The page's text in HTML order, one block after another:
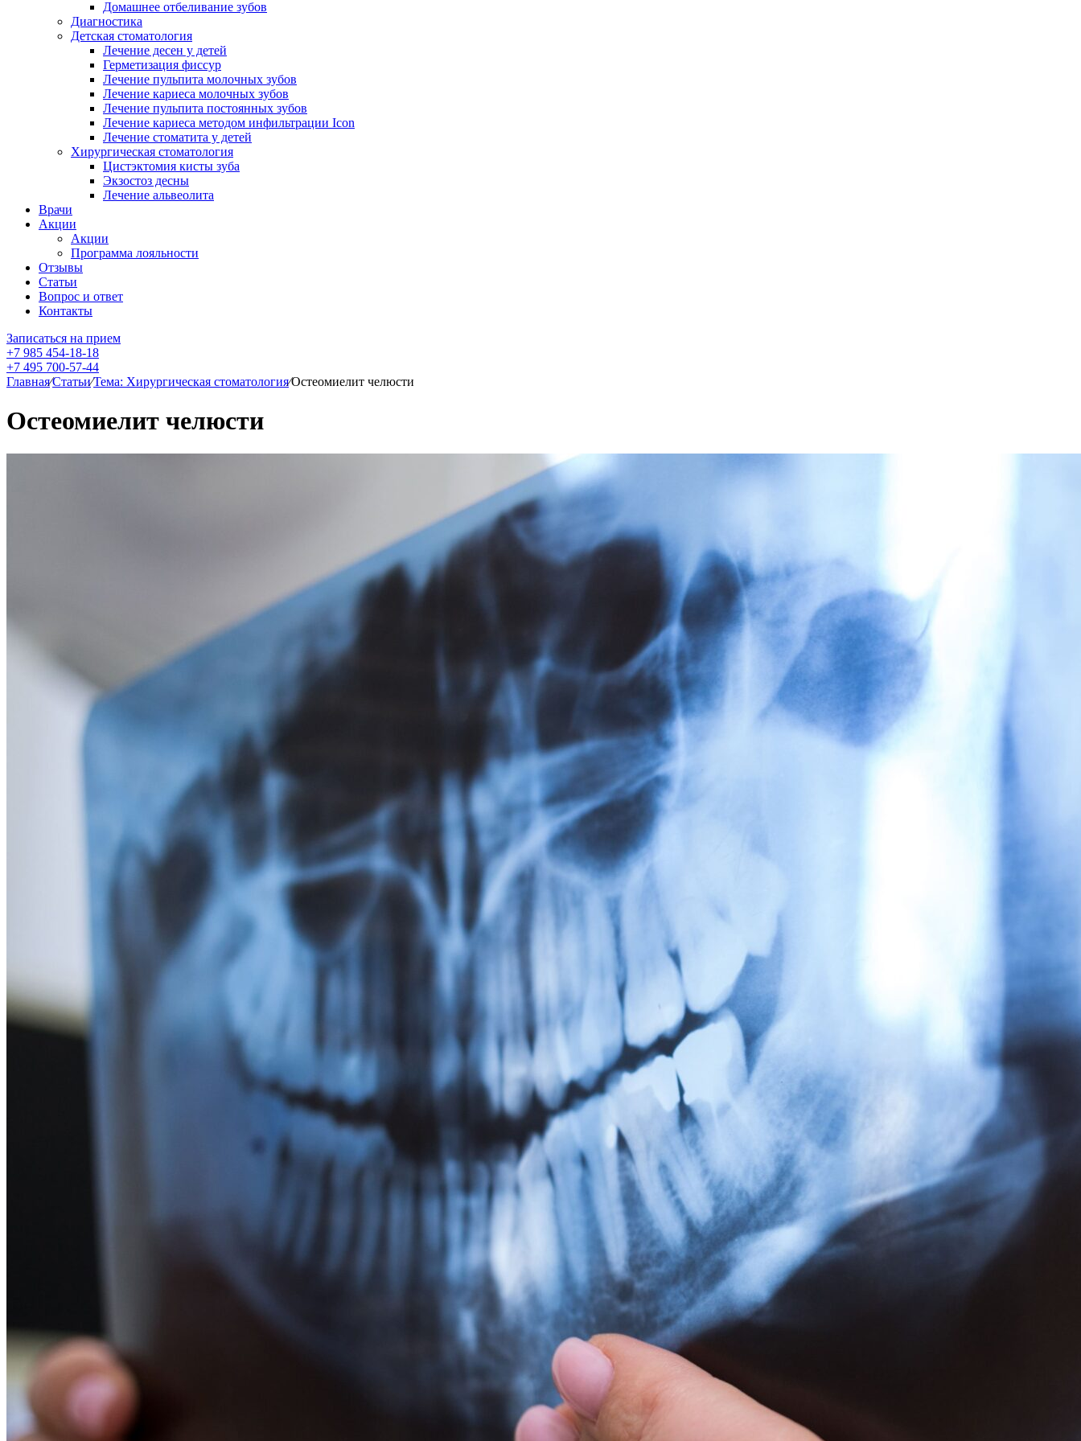
Домашнее отбеливание зубов
Диагностика
Детская стоматология
Лечение десен у детей
Герметизация фиссур
Лечение пульпита молочных зубов
Лечение кариеса молочных зубов
Лечение пульпита постоянных зубов
Лечение кариеса методом инфильтрации Icon
Лечение стоматита у детей
Хирургическая стоматология
Цистэктомия кисты зуба
Экзостоз десны
Лечение альвеолита
Врачи
Акции
Акции
Программа лояльности
Отзывы
Статьи
Вопрос и ответ
Контакты
Записаться на прием
+7 985 454-18-18
+7 495 700-57-44
Главная⁄Статьи⁄Тема: Хирургическая стоматология⁄Остеомиелит челюсти
Остеомиелит челюсти